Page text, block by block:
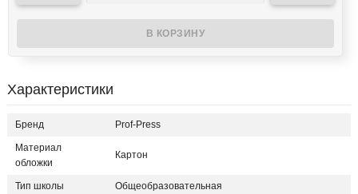
Характеристики
Бренд Prof-Press
Материал
обложки
Картон
Тип школы Общеобразовательная